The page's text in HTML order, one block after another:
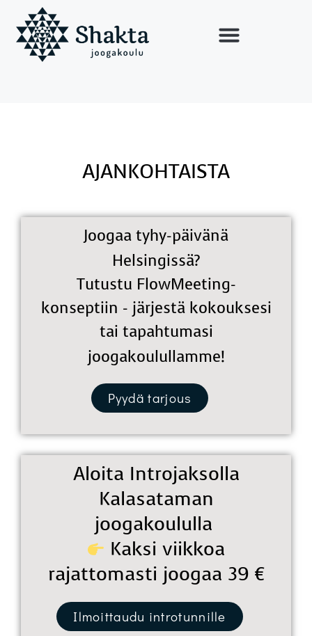
AJANKOHTAISTA
Joogaa tyhy-päivänä
Helsingissä?
Tutustu FlowMeeting-
konseptiin - järjestä kokouksesi
tai tapahtumasi
joogakoulullamme!
Pyydä tarjous
Aloita Introjaksolla
Kalasataman
joogakoululla
Kaksi viikkoa
rajattomasti joogaa 39 €
Ilmoittaudu introtunnille